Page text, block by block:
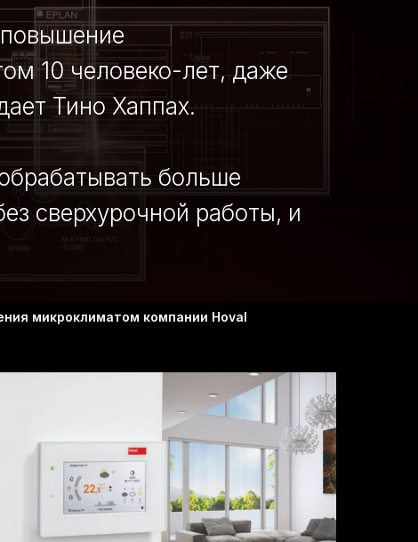
10 человеко-лет, даже
Тино Хаппах.
больше
сверхурочной работы, и
микроклиматом компании Hoval